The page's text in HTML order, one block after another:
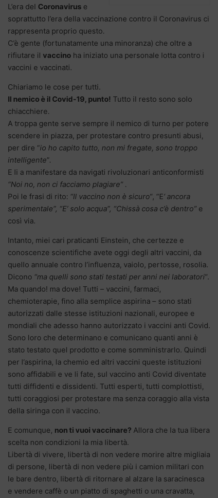
L’era del Coronavirus e
soprattutto l’era della vaccinazione contro il Coronavirus ci
rappresenta proprio questo.
C’è gente (fortunatamente una minoranza) che oltre a
rifiutare il vaccino ha iniziato una personale lotta contro i
vaccini e vaccinati.
Chiariamo le cose per tutti.
Il nemico è il Covid-19, punto! Tutto il resto sono solo
chiacchiere.
A troppa gente serve sempre il nemico di turno per potere
scendere in piazza, per protestare contro presunti abusi,
per dire “io ho capito tutto, non mi fregate, sono troppo
intelligente”.
E li a manifestare da navigati rivoluzionari anticonformisti
“Noi no, non ci facciamo plagiare” .
Poi le frasi di rito: “Il vaccino non è sicuro“, “E‘ ancora
sperimentale”, “E’ solo acqua”, “Chissà cosa c’è dentro” e
così via.
Intanto, miei cari praticanti Einstein, che certezze e
conoscenze scientifiche avete oggi degli altri vaccini, da
quello annuale contro l’influenza, vaiolo, pertosse, rosolia.
Dicono “ma quelli sono stati testati per anni nei laboratori“.
Ma quando! ma dove! Tutti – vaccini, farmaci,
chemioterapie, fino alla semplice aspirina – sono stati
autorizzati dalle stesse istituzioni nazionali, europee e
mondiali che adesso hanno autorizzato i vaccini anti Covid.
Sono loro che determinano e comunicano quanti anni è
stato testato quel prodotto e come somministrarlo. Quindi
per l’aspirina, la chemio ed altri vaccini queste istituzioni
sono affidabili e ve li fate, sul vaccino anti Covid diventate
tutti diffidenti e dissidenti. Tutti esperti, tutti complottisti,
tutti coraggiosi per protestare ma senza coraggio alla vista
della siringa con il vaccino.
E comunque, non ti vuoi vaccinare? Allora che la tua libera
scelta non condizioni la mia libertà.
Libertà di vivere, libertà di non vedere morire altre migliaia
di persone, libertà di non vedere più i camion militari con
le bare dentro, libertà di ritornare al alzare la saracinesca
e vendere caffè o un piatto di spaghetti o una cravatta,